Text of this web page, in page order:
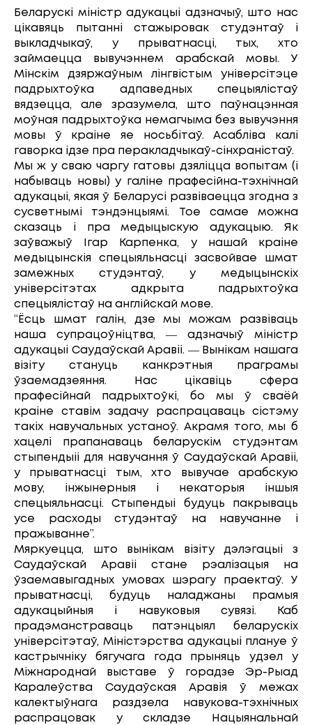
Беларускі міністр адукацыі адзначыў, што нас
цікавяць пытанні стажыровак студэнтаў і
выкладчыкаў, у прыватнасці, тых, хто
займаецца вывучэннем арабскай мовы. У
Мінскім дзяржаўным лінгвістым універсітэце
падрыхтоўка адпаведных спецыялістаў
вядзецца, але зразумела, што паўнацэнная
моўная падрыхтоўка немагчыма без вывучэння
мовы ў краіне яе носьбітаў. Асабліва калі
гаворка ідзе пра перакладчыкаў-сінхраністаў.
Мы ж у сваю чаргу гатовы дзяліцца вопытам (і
набываць новы) у галіне прафесійна-тэхнічнай
адукацыі, якая ў Беларусі развіваецца згодна з
сусветнымі тэндэнцыямі. Тое самае можна
сказаць і пра медыцыскую адукацыю. Як
заўважыў Ігар Карпенка, у нашай краіне
медыцынскія спецыяльнасці засвойвае шмат
замежных студэнтаў, у медыцынскіх
універсітэтах адкрыта падрыхтоўка
спецыялістаў на англійскай мове.
“Ёсць шмат галін, дзе мы можам развіваць
наша супрацоўніцтва, ― адзначыў міністр
адукацыі Саудаўскай Аравіі. ― Вынікам нашага
візіту стануць канкрэтныя праграмы
ўзаемадзеяння. Нас цікавіць сфера
прафесійнай падрыхтоўкі, бо мы ў сваёй
краіне ставім задачу распрацаваць сістэму
такіх навучальных устаноў. Акрамя того, мы б
хацелі прапанаваць беларускім студэнтам
стыпендыіі для навучання ў Саудаўскай Аравіі,
у прыватнасці тым, хто вывучае арабскую
мову, інжынерныя і некаторыя іншыя
спецыяльнасці. Стыпендыі будуць пакрываць
усе расходы студэнтаў на навучанне і
пражыванне”.
Мяркуецца, што вынікам візіту дэлэгацыі з
Саудаўскай Аравіі стане рэалізацыя на
ўзаемавыгадных умовах шэрагу праектаў. У
прыватнасці, будуць наладжаны прамыя
адукацыйныя і навуковыя сувязі. Каб
прадэманстраваць патэнцыял беларускіх
універсітэтаў, Міністэрства адукацыі плануе ў
кастрычніку бягучага года прыняць удзел у
Міжнароднай выставе ў горадзе Эр-Рыад
Каралеўства Саудаўская Аравія ў межах
калектыўнага раздзела навукова-тэхнічных
распрацовак у складзе Нацыянальнай